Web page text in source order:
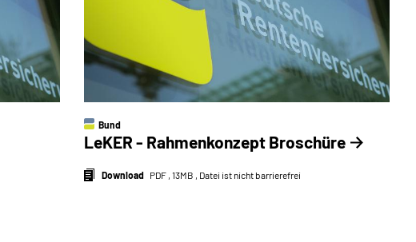
Bund
LeKER - Rahmenkonzept Broschüre
Download PDF , 13MB , Datei ist nicht barrierefrei